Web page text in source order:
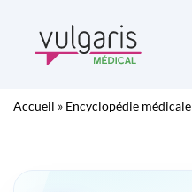
contenu
Accueil » Encyclopédie médicale